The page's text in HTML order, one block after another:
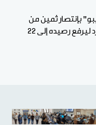
بإنتصار ثمين من
خارج قواعده حين هزم نادي لعصابة بهدفين دون رد ليرفع رصيده إلى 22